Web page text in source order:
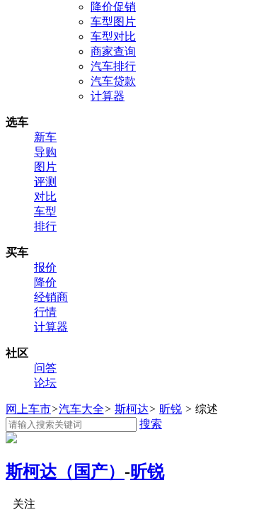
降价促销
车型图片
车型对比
商家查询
汽车排行
汽车贷款
计算器
选车
新车
导购
图片
评测
对比
车型
排行
买车
报价
降价
经销商
行情
计算器
社区
问答
论坛
网上车市>汽车大全> 斯柯达> 昕锐 > 综述
搜索
斯柯达（国产） -昕锐
关注